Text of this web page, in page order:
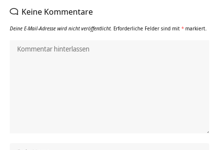
Keine Kommentare
Deine E-Mail-Adresse wird nicht veröffentlicht. Erforderliche Felder sind mit * markiert.